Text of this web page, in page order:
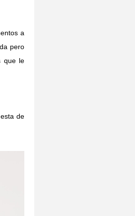
a
pero
que le
de